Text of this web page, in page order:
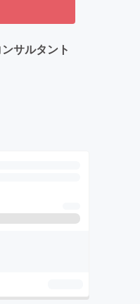
サルタント